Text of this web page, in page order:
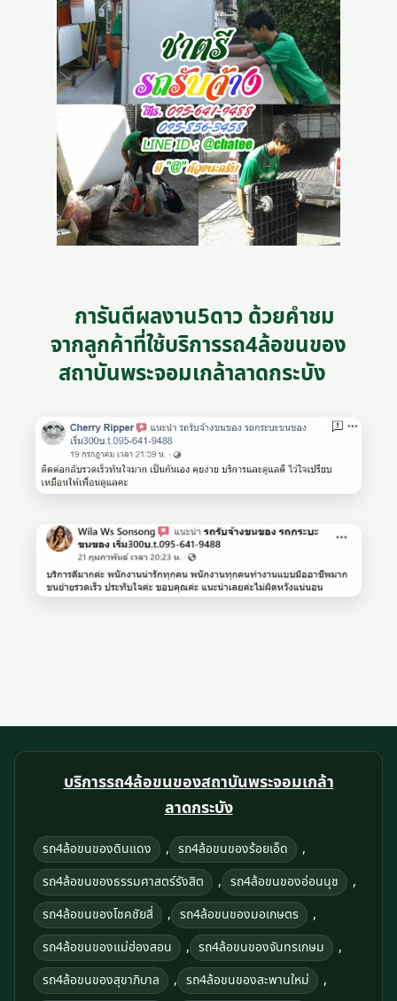
การันตีผลงาน5ดาว ด้วยคำชม
จากลูกค้าที่ใช้บริการรถ4ล้อขนของ
สถาบันพระจอมเกล้าลาดกระบัง
บริการรถ4ล้อขนของสถาบันพระจอมเกล้า
ลาดกระบัง
รถ4ล้อขนของดินแดง , รถ4ล้อขนของร้อยเอ็ด ,
รถ4ล้อขนของธรรมศาสตร์รังสิต , รถ4ล้อขนของอ่อนนุช ,
รถ4ล้อขนของโชคชัยสี่ , รถ4ล้อขนของมอเกษตร ,
รถ4ล้อขนของแม่ฮ่องสอน , รถ4ล้อขนของจันทรเกษม ,
รถ4ล้อขนของสุขาภิบาล , รถ4ล้อขนของสะพานใหม่ ,